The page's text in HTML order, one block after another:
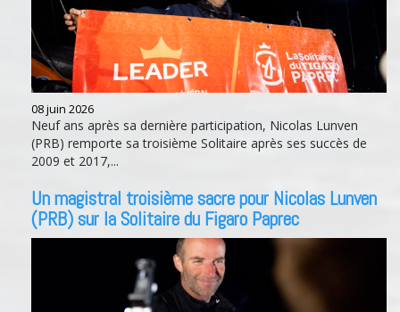
08 juin 2026
Neuf ans après sa dernière participation, Nicolas Lunven
(PRB) remporte sa troisième Solitaire après ses succès de
2009 et 2017,...
Un magistral troisième sacre pour Nicolas Lunven
(PRB) sur la Solitaire du Figaro Paprec